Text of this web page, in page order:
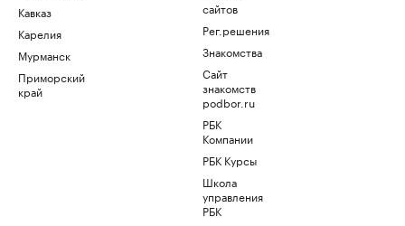
Кавказ
Карелия
Мурманск
Приморский
край
сайтов
Рег.решения
Знакомства
Сайт
знакомств
podbor.ru
РБК
Компании
РБК Курсы
Школа
управления
РБК